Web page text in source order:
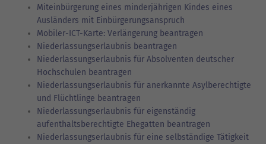
Miteinbürgerung eines minderjährigen Kindes eines
Ausländers mit Einbürgerungsanspruch
Mobiler-ICT-Karte: Verlängerung beantragen
Niederlassungserlaubnis beantragen
Niederlassungserlaubnis für Absolventen deutscher
Hochschulen beantragen
Niederlassungserlaubnis für anerkannte Asylberechtigte
und Flüchtlinge beantragen
Niederlassungserlaubnis für eigenständig
aufenthaltsberechtigte Ehegatten beantragen
Niederlassungserlaubnis für eine selbständige Tätigkeit